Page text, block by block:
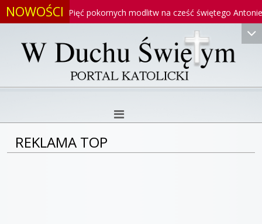
NOWOŚCI
Pięć pokornych modlitw na cześć świętego Antoniego
REKLAMA TOP